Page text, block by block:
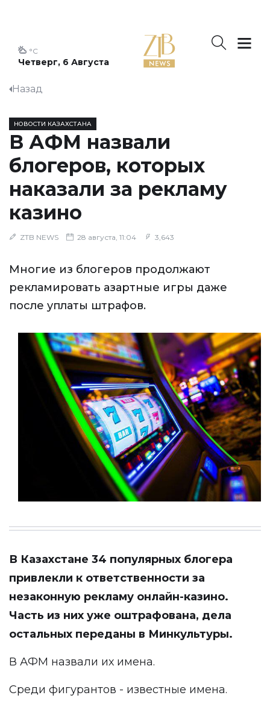
Четверг, 6 Августа
°C
Назад
НОВОСТИ КАЗАХСТАНА
В АФМ назвали
блогеров, которых
наказали за рекламу
казино
ZTB NEWS 28 августа, 11:04 3,643
Многие из блогеров продолжают
рекламировать азартные игры даже
после уплаты штрафов.
В Казахстане 34 популярных блогера
привлекли к ответственности за
незаконную рекламу онлайн-казино.
Часть из них уже оштрафована, дела
остальных переданы в Минкультуры.
В АФМ назвали их имена.
Среди фигурантов - известные имена.